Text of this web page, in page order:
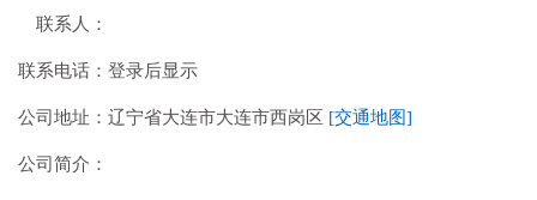
联系人：
联系电话： 登录后显示
公司地址： 辽宁省大连市大连市西岗区 [交通地图]
公司简介：